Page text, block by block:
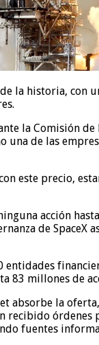
la historia,
la Comisión
una de las
este precio,
acción
de
83 millones de
absorbe la
recibido
fuentes